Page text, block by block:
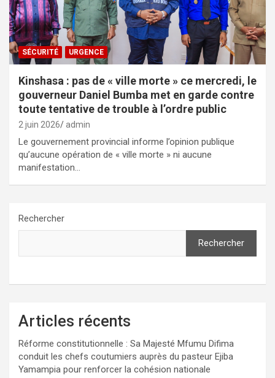
SÉCURITÉ URGENCE
Kinshasa : pas de « ville morte » ce mercredi, le
gouverneur Daniel Bumba met en garde contre
toute tentative de trouble à l’ordre public
2 juin 2026 admin
Le gouvernement provincial informe l’opinion publique
qu’aucune opération de « ville morte » ni aucune
manifestation…
Rechercher
Rechercher
Articles récents
Réforme constitutionnelle : Sa Majesté Mfumu Difima
conduit les chefs coutumiers auprès du pasteur Ejiba
Yamampia pour renforcer la cohésion nationale